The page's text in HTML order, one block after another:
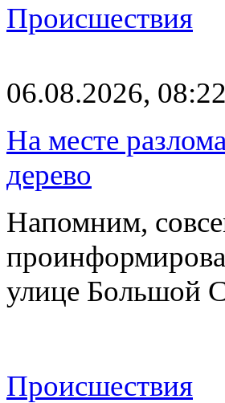
Происшествия
06.08.2026, 08:22
На месте
дерево
Напомним,
улице Большой
Происшествия